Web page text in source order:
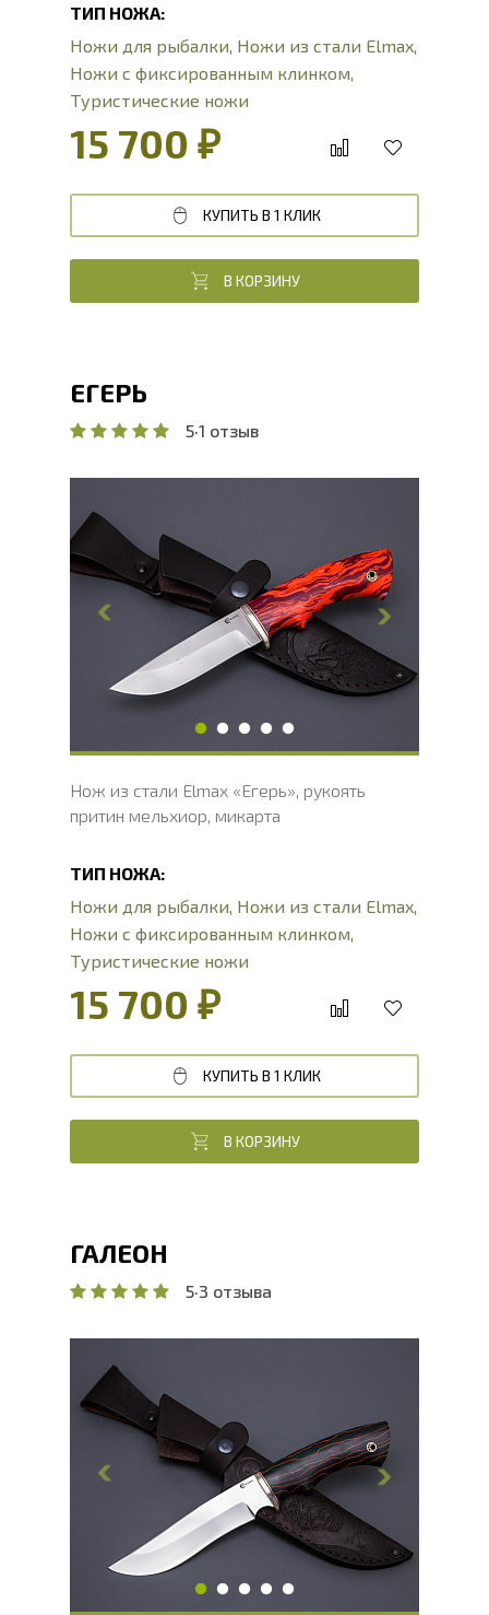
ТИП НОЖА:
Ножи для рыбалки, Ножи из стали Elmax,
Ножи с фиксированным клинком,
Туристические ножи
15 700 ₽
КУПИТЬ В 1 КЛИК
В КОРЗИНУ
ЕГЕРЬ
5·1 отзыв
Общая длина, мм
Длина клинка, мм
113
Ширина клинка, мм
29
Толщина обуха, мм
Ширина рукояти, мм
29
Длина рукояти, мм
126
Толщина рукояти, мм
24
Твердость клинка, HRC
60 - 62 HRC
Нож из стали Elmax «Егерь», рукоять
притин мельхиор, микарта
ТИП НОЖА:
Ножи для рыбалки, Ножи из стали Elmax,
Ножи с фиксированным клинком,
Туристические ножи
15 700 ₽
КУПИТЬ В 1 КЛИК
В КОРЗИНУ
ГАЛЕОН
5·3 отзыва
Общая длина, мм
Длина клинка, мм
147
Ширина клинка, мм
32
Толщина обуха, мм
Ширина рукояти, мм
30
Длина рукояти, мм
Толщина рукояти, мм
22
Твердость клинка, HRC
60 - 62 HRC